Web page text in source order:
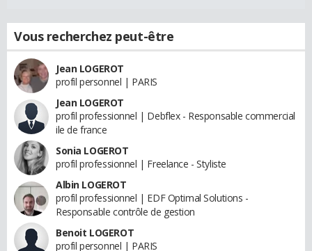
Vous recherchez peut-être
Jean LOGEROT
profil personnel | PARIS
Jean LOGEROT
profil professionnel | Debflex - Responsable commercial
ile de france
Sonia LOGEROT
profil professionnel | Freelance - Styliste
Albin LOGEROT
profil professionnel | EDF Optimal Solutions -
Responsable contrôle de gestion
Benoit LOGEROT
profil personnel | PARIS